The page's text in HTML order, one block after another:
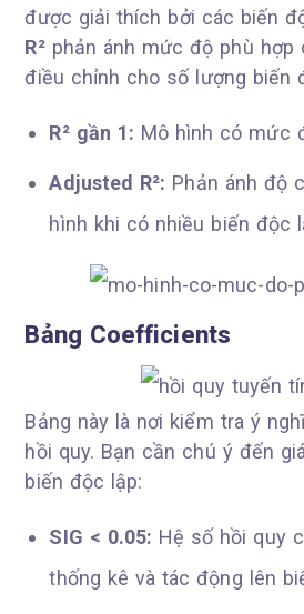
được giải thích bởi các biến
R²phản ánh mức độ phù hợp
điều chỉnh cho số lượng biến
R² gần 1: Mô hình có mức
Adjusted R²: Phản ánh độ
hình khi có nhiều biến độc
Bảng Coefficients
Bảng này là nơi kiểm tra ý
hồi quy. Bạn cần chú ý đến
biến độc lập:
SIG < 0.05: Hệ số hồi quy
thống kê và tác động lên